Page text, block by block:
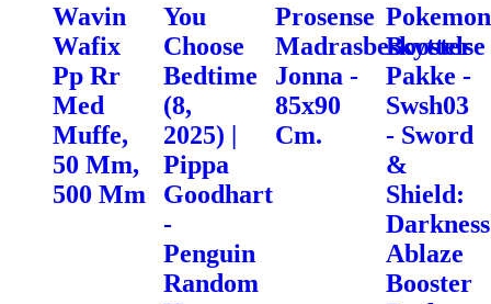
Wavin
Wafix
Pp Rr
Med
Muffe,
50 Mm,
500 Mm
You
Choose
Bedtime
(8,
2025) |
Pippa
Goodhart
-
Penguin
Random
Prosense
Madrasbeskyttelse
Jonna -
85x90
Cm.
Pokemon
Booster
Pakke -
Swsh03
- Sword
&
Shield:
Darkness
Ablaze
Booster